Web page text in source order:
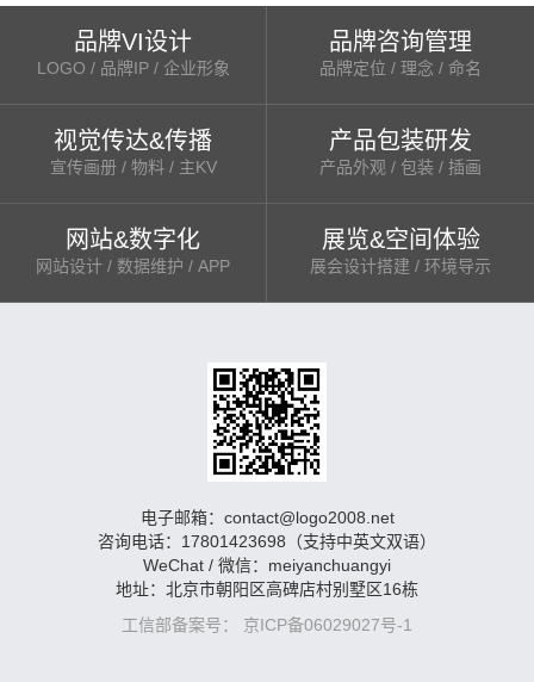
品牌VI设计
LOGO / 品牌IP / 企业形象
品牌咨询管理
品牌定位 / 理念 / 命名
视觉传达&传播
宣传画册 / 物料 / 主KV
产品包装研发
产品外观 / 包装 / 插画
网站&数字化
网站设计 / 数据维护 / APP
展览&空间体验
展会设计搭建 / 环境导示
电子邮箱：contact@logo2008.net
咨询电话：17801423698（支持中英文双语）
WeChat / 微信：meiyanchuangyi
地址：北京市朝阳区高碑店村别墅区16栋
工信部备案号： 京ICP备06029027号-1